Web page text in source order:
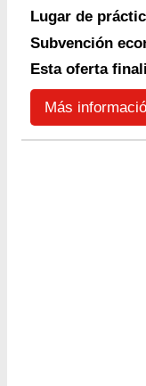
Lugar de
Subvención
Esta oferta
Más